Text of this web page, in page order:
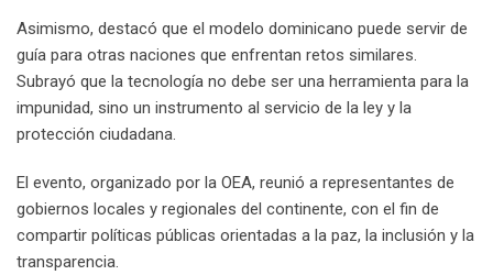
Asimismo, destacó que el modelo dominicano puede servir de
guía para otras naciones que enfrentan retos similares.
Subrayó que la tecnología no debe ser una herramienta para la
impunidad, sino un instrumento al servicio de la ley y la
protección ciudadana.
El evento, organizado por la OEA, reunió a representantes de
gobiernos locales y regionales del continente, con el fin de
compartir políticas públicas orientadas a la paz, la inclusión y la
transparencia.